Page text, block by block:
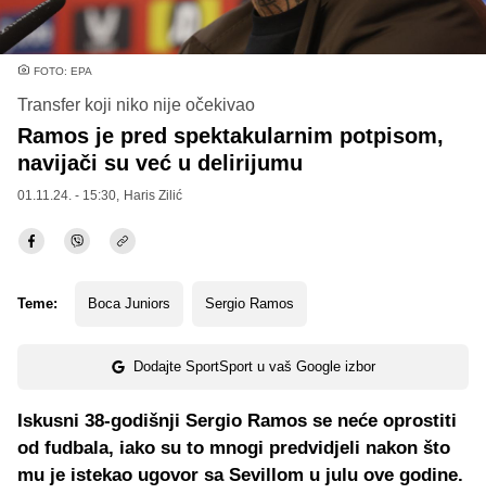
FOTO: EPA
Transfer koji niko nije očekivao
Ramos je pred spektakularnim potpisom,
navijači su već u delirijumu
01.11.24. - 15:30, Haris Zilić
Teme: Boca Juniors Sergio Ramos
Dodajte SportSport u vaš Google izbor
Iskusni 38-godišnji Sergio Ramos se neće oprostiti
od fudbala, iako su to mnogi predvidjeli nakon što
mu je istekao ugovor sa Sevillom u julu ove godine.